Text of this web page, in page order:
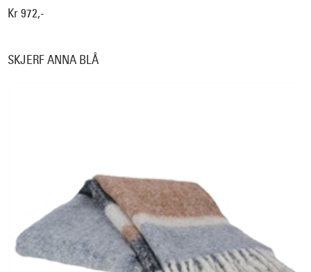
Kr 972,-
SKJERF ANNA BLÅ